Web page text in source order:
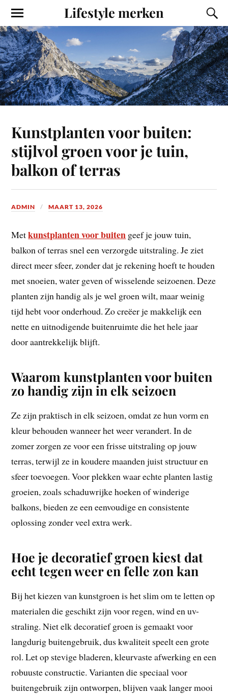
Lifestyle merken
Kunstplanten voor buiten:
stijlvol groen voor je tuin,
balkon of terras
ADMIN MAART 13, 2026
Metkunstplanten voor buiten geef je jouw tuin,
balkon of terras snel een verzorgde uitstraling. Je ziet
direct meer sfeer, zonder dat je rekening hoeft te houden
met snoeien, water geven of wisselende seizoenen. Deze
planten zijn handig als je wel groen wilt, maar weinig
tijd hebt voor onderhoud. Zo creëer je makkelijk een
nette en uitnodigende buitenruimte die het hele jaar
door aantrekkelijk blijft.
Waarom kunstplanten voor buiten
zo handig zijn in elk seizoen
Ze zijn praktisch in elk seizoen, omdat ze hun vorm en
kleur behouden wanneer het weer verandert. In de
zomer zorgen ze voor een frisse uitstraling op jouw
terras, terwijl ze in koudere maanden juist structuur en
sfeer toevoegen. Voor plekken waar echte planten lastig
groeien, zoals schaduwrijke hoeken of winderige
balkons, bieden ze een eenvoudige en consistente
oplossing zonder veel extra werk.
Hoe je decoratief groen kiest dat
echt tegen weer en felle zon kan
Bij het kiezen van kunstgroen is het slim om te letten op
materialen die geschikt zijn voor regen, wind en uv-
straling. Niet elk decoratief groen is gemaakt voor
langdurig buitengebruik, dus kwaliteit speelt een grote
rol. Let op stevige bladeren, kleurvaste afwerking en een
robuuste constructie. Varianten die speciaal voor
buitengebruik zijn ontworpen, blijven vaak langer mooi